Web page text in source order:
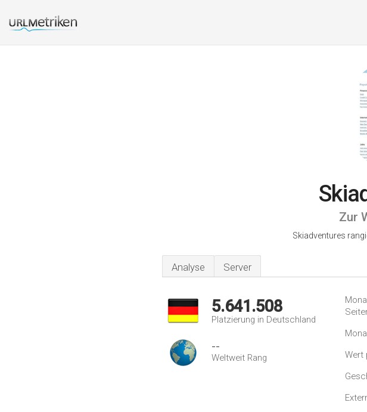
Zur
Skiadventures
Analyse Server
5.641.508
Platzierung in Deutschland
--
Weltweit Rang Wert